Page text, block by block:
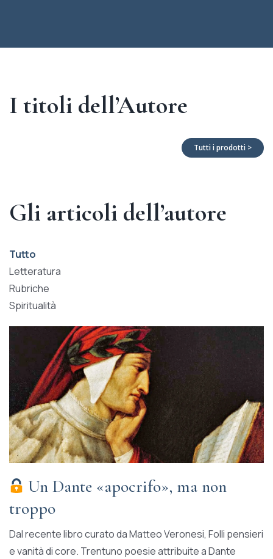
I titoli dell’Autore
Tutti i prodotti >
Gli articoli dell’autore
Tutto
Letteratura
Rubriche
Spiritualità
Un Dante «apocrifo», ma non
troppo
Dal recente libro curato da Matteo Veronesi, Folli pensieri
e vanità di core. Trentuno poesie attribuite a Dante